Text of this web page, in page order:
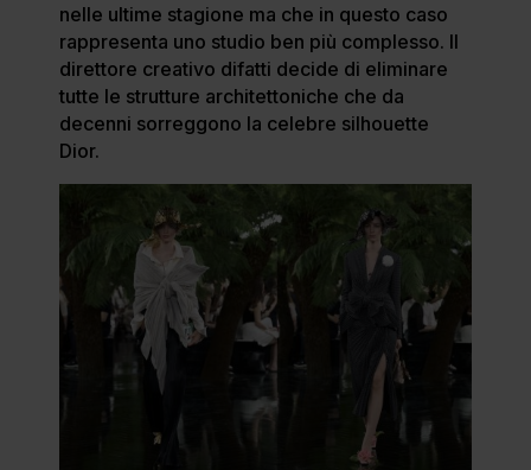
nelle ultime stagione ma che in questo caso
rappresenta uno studio ben più complesso. Il
direttore creativo difatti decide di eliminare
tutte le strutture architettoniche che da
decenni sorreggono la celebre silhouette
Dior.